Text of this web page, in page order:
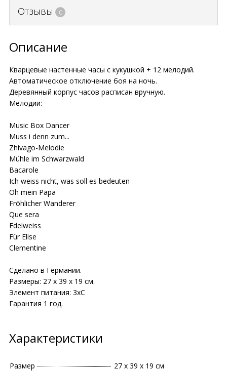
Отзывы 0
Описание
Кварцевые настенные часы с кукушкой + 12 мелодий.
Автоматическое отключение боя на ночь.
Деревянный корпус часов расписан вручную.
Мелодии:
Music Box Dancer
Muss i denn zum...
Zhivago-Melodie
Mühle im Schwarzwald
Bacarole
Ich weiss nicht, was soll es bedeuten
Oh mein Papa
Fröhlicher Wanderer
Que sera
Edelweiss
Für Elise
Clementine
Сделано в Германии.
Размеры: 27 х 39 х 19 см.
Элемент питания: 3хС
Гарантия 1 год.
Характеристики
Размер
27 х 39 х 19 см